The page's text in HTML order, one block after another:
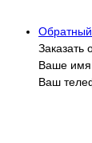
Обратный
Заказать
Ваше
Ваш